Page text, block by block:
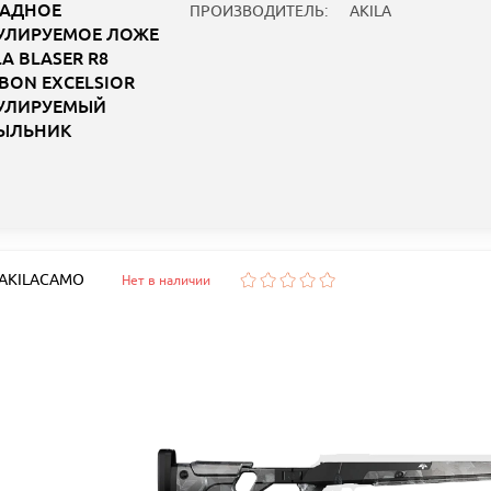
ЛОЖЕ
BLASER R8
EXCELSIOR
ПРОИЗВОДИТЕЛЬ: AKILA
Нет в наличии